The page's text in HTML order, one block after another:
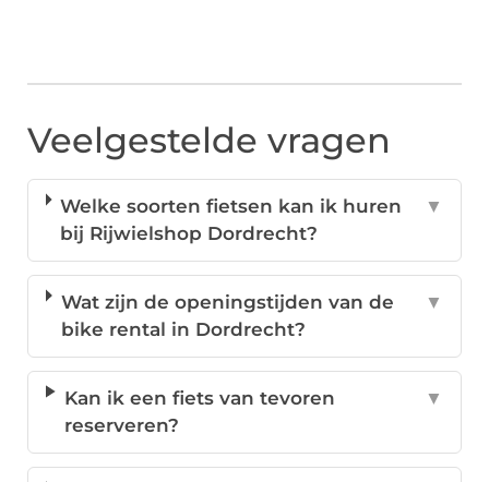
Veelgestelde vragen
Welke soorten fietsen kan ik huren
bij Rijwielshop Dordrecht?
▼
Wat zijn de openingstijden van de
bike rental in Dordrecht?
▼
Kan ik een fiets van tevoren
reserveren?
▼